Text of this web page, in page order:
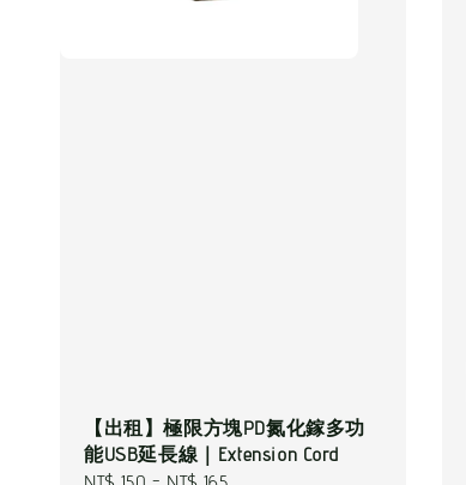
【出租】極限方塊PD氮化鎵多功
能USB延長線｜Extension Cord